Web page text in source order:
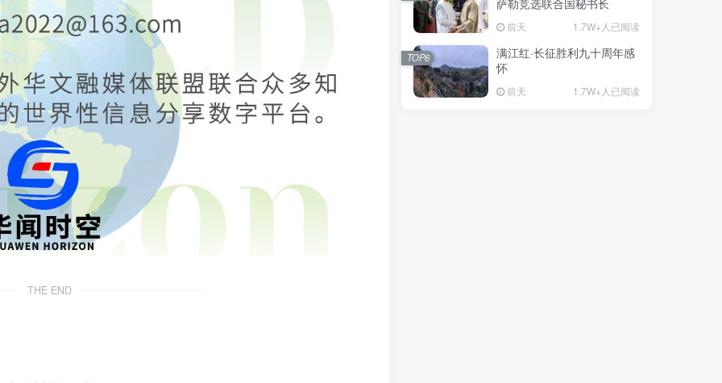
THE END
前天 1.7W+人已阅读
满江红·长征胜利九十周年感
怀
前天 1.7W+人已阅读
TOP6